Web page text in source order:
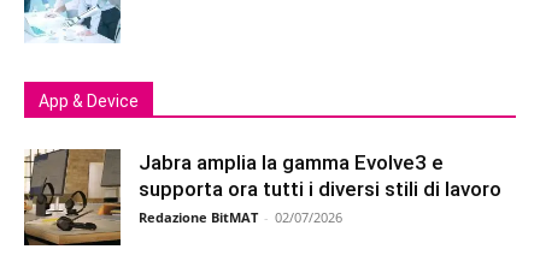
App & Device
Jabra amplia la gamma Evolve3 e
supporta ora tutti i diversi stili di lavoro
Redazione BitMAT - 02/07/2026